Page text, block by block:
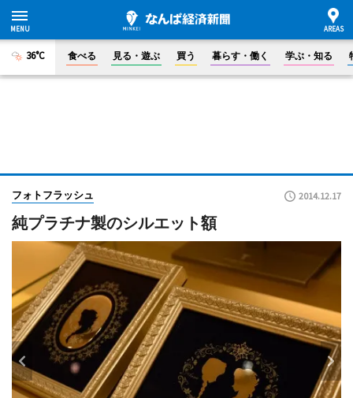
36°C 食べる 見る・遊ぶ 買う 暮らす・働く 学ぶ・知る
フォトフラッシュ 2014.12.17
純プラチナ製のシルエット額